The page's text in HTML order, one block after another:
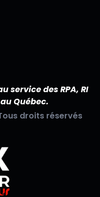
service des RPA, RI
Québec.
droits réservés